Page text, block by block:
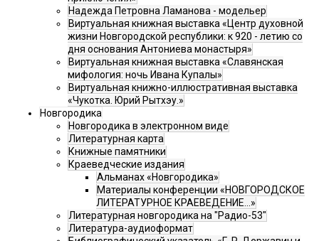
Надежда Петровна Ламанова - модельер
Виртуальная книжная выставка «Центр духовной
жизни Новгородской республики: к 920 - летию со
дня основания Антониева монастыря»
Виртуальная книжная выставка «Славянская
мифология: ночь Ивана Купалы»
Виртуальная книжно-иллюстративная выставка
«Чукотка. Юрий Рытхэу.»
Новгородика
Новгородика в электронном виде
Литературная карта
Книжные памятники
Краеведческие издания
Альманах «Новгородика»
Материалы конференции «НОВГОРОДСКОЕ
ЛИТЕРАТУРНОЕ КРАЕВЕДЕНИЕ...»
Литературная новгородика на "Радио-53"
Литература-аудиоформат